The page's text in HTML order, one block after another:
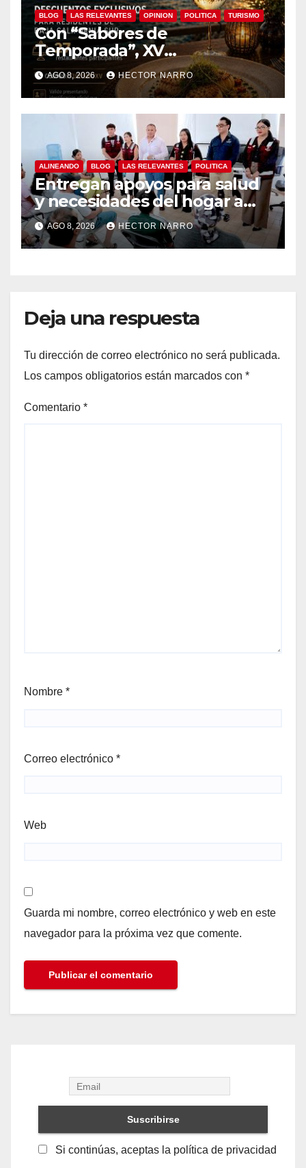
BLOG LAS RELEVANTES OPINION POLITICA TURISMO
Con “Sabores de
Temporada”, XV
Ayuntamiento de Los Cabos
y Canirac impulsan consumo
local con beneficios para
residentes de BCS
AGO 8, 2026 HECTOR NARRO
ALINEANDO BLOG LAS RELEVANTES POLITICA
Entregan apoyos para salud
y necesidades del hogar a
familias de Cabo San Lucas
AGO 8, 2026 HECTOR NARRO
Deja una respuesta
Tu dirección de correo electrónico no será publicada.
Los campos obligatorios están marcados con *
Comentario *
Nombre *
Correo electrónico *
Web
Guarda mi nombre, correo electrónico y web en este
navegador para la próxima vez que comente.
Si continúas, aceptas la política de privacidad